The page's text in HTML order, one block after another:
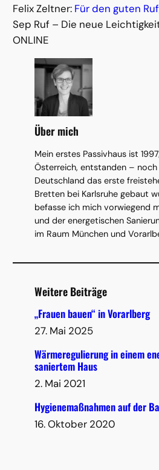
Felix Zeltner: Für den guten Ruf
Sep Ruf – Die neue
ONLINE
Über mich
Mein erstes Passivhaus ist
Österreich, entstanden –
Deutschland das erste
Bretten bei Karlsruhe gebaut
befasse ich mich vorwiegend
und der energetischen
im Raum München und
Weitere Beiträge
„Frauen bauen“ in Vorarlberg
27. Mai 2025
Wärmeregulierung in einem
saniertem Haus
2. Mai 2021
Hygienemaßnahmen auf der
16. Oktober 2020